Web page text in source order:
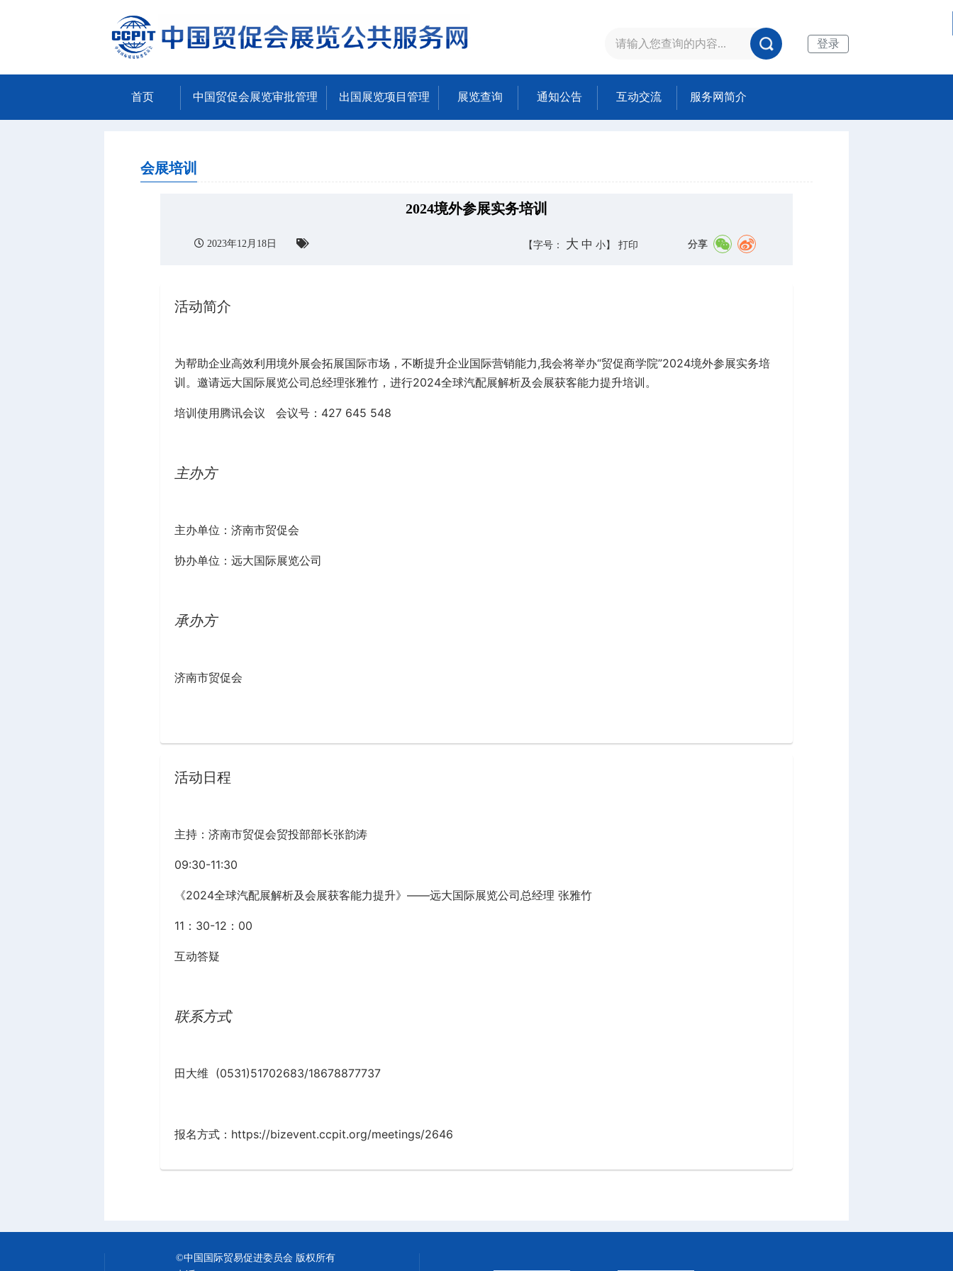
登录
首页 中国贸促会展览审批管理 出国展览项目管理 展览查询 通知公告 互动交流 服务网简介
会展培训
2024境外参展实务培训
2023年12月18日 【字号： 大 中 小】打印 分享
活动简介
为帮助企业高效利用境外展会拓展国际市场，不断提升企业国际营销能力,我会将举办“贸促商学院”2024境外参展实务培
训。邀请远大国际展览公司总经理张雅竹，进行2024全球汽配展解析及会展获客能力提升培训。
培训使用腾讯会议 会议号：427 645 548
主办方
主办单位：济南市贸促会
协办单位：远大国际展览公司
承办方
济南市贸促会
活动日程
主持：济南市贸促会贸投部部长张韵涛
09:30-11:30
《2024全球汽配展解析及会展获客能力提升》——远大国际展览公司总经理 张雅竹
11：30-12：00
互动答疑
联系方式
田大维 (0531)51702683/18678877737
报名方式：https://bizevent.ccpit.org/meetings/2646
©中国国际贸易促进委员会 版权所有